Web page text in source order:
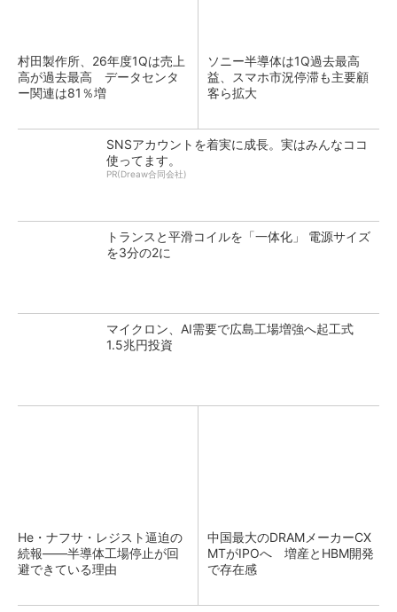
村田製作所、26年度1Qは売上
高が過去最高 データセンタ
ー関連は81％増
ソニー半導体は1Q過去最高
益、スマホ市況停滞も主要顧
客ら拡大
SNSアカウントを着実に成長。実はみんなココ
使ってます。
PR(Dreaw合同会社)
トランスと平滑コイルを「一体化」 電源サイズ
を3分の2に
マイクロン、AI需要で広島工場増強へ起工式
1.5兆円投資
He・ナフサ・レジスト逼迫の
続報――半導体工場停止が回
避できている理由
中国最大のDRAMメーカーCX
MTがIPOへ 増産とHBM開発
で存在感